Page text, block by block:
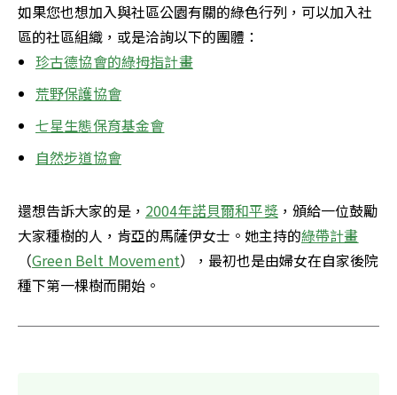
如果您也想加入與社區公園有關的綠色行列，可以加入社
區的社區組織，或是洽詢以下的團體：
珍古德協會的綠拇指計畫
荒野保護協會
七星生態保育基金會
自然步道協會
還想告訴大家的是， 2004年諾貝爾和平獎，頒給一位鼓勵
大家種樹的人，肯亞的馬薩伊女士。她主持的綠帶計畫
（Green Belt Movement），最初也是由婦女在自家後院
種下第一棵樹而開始。